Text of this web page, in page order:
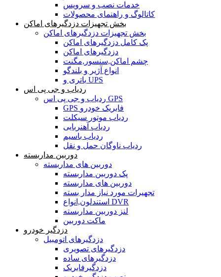
خدمات نصب و سرویس
کاتالوگ و راهنمای محصولات
بخش تجهیزات دزدگیرهای اماکن
بخش تجهیزات دزدگیرهای اماکن
پک کامل دزدگیرهای اماکن
دزدگیرهای اماکن
چشم اماکن,سنسور,مگنت
انواع آژیر و بلندگو
باتری و UPS
ردیاب و جی پی اس
ردیاب و جی پی اس GPS
GPS فابریک خودرو
ردیاب موتور سیکلت
ردیاب آهنربایی
ردیاب باسیم
ردیاب ناوگان حمل و نقل
دوربین مداربسته
دوربین های مداربسته
پک دوربین مداربسته
دوربین های مداربسته
تجهیرات مورد نیاز مدار بسته
استندلون,انواع DVR
لنز دوربین مداربسته
ماکت دوربین
دزدگیر خودرو
دزدگیرهای اتومبیل
دزدگیرهای تصویری
دزدگیرهای ساده
دزدگیرفابریک